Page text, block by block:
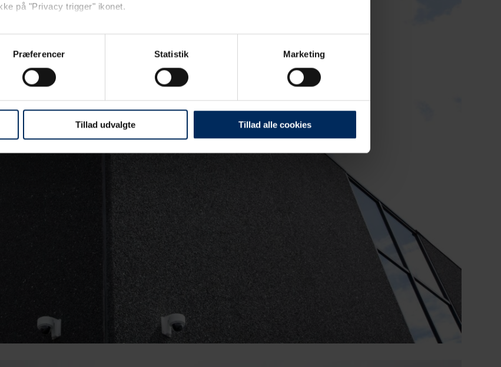
på "Privacy trigger" ikonet.
såsom døde links og tilgængelighedsfejl, samt for at analysere hvordan du bruger vores
Præferencer Statistik Marketing
Tillad udvalgte Tillad alle cookies